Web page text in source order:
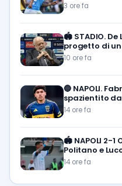
3 ore fa
🏟️ STADIO.
progetto di
10 ore fa
🔵 NAPOLI.
spazientito
14 ore fa
🏟️ NAPOLI 2-
Politano e
14 ore fa